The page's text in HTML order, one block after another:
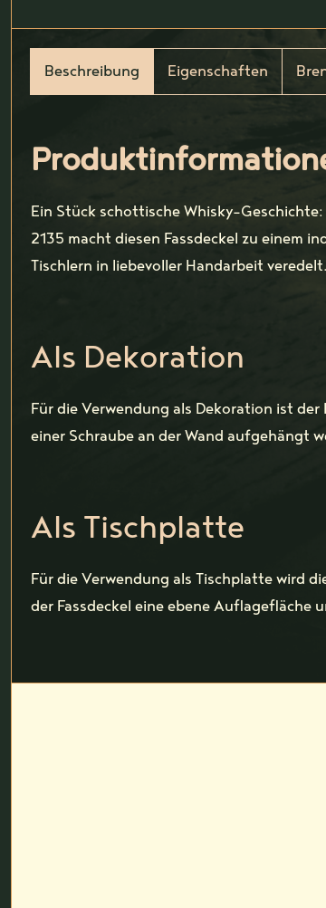
Beschreibung Eigenschaften
Ein Stück schottische Whisky-
2135 macht diesen Fassdeckel zu einem
Tischlern in liebevoller Handarbeit veredelt.
Als Dekoration
Für die Verwendung als Dekoration ist
einer Schraube an der Wand aufgehängt
Als Tischplatte
Für die Verwendung als Tischplatte wird
der Fassdeckel eine ebene Auflagefläche